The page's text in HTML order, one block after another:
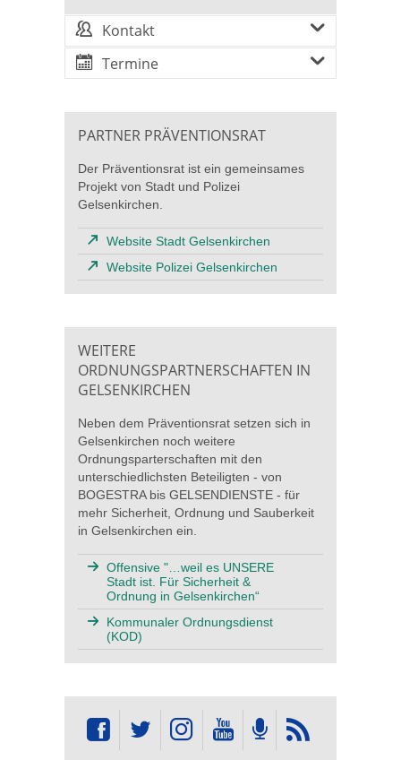
Kontakt
Termine
PARTNER PRÄVENTIONSRAT
Der Präventionsrat ist ein gemeinsames
Projekt von Stadt und Polizei
Gelsenkirchen.
Website Stadt Gelsenkirchen
Website Polizei Gelsenkirchen
WEITERE
ORDNUNGSPARTNERSCHAFTEN IN
GELSENKIRCHEN
Neben dem Präventionsrat setzen sich in
Gelsenkirchen noch weitere
Ordnungsparterschaften mit den
unterschiedlichsten Beteiligten - von
BOGESTRA bis GELSENDIENSTE - für
mehr Sicherheit, Ordnung und Sauberkeit
in Gelsenkirchen ein.
Offensive "…weil es UNSERE
Stadt ist. Für Sicherheit &
Ordnung in Gelsenkirchen“
Kommunaler Ordnungsdienst
(KOD)